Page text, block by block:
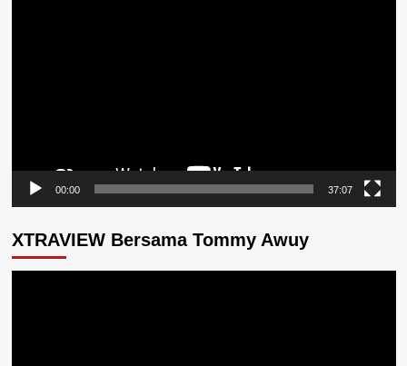
00:00 37:07
XTRAVIEW Bersama Tommy Awuy